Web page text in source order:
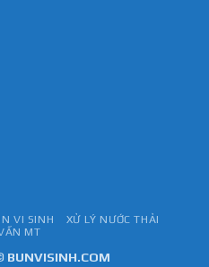
VI SINH
XỬ LÝ NƯỚC THẢI
MT
BUNVISINH.COM